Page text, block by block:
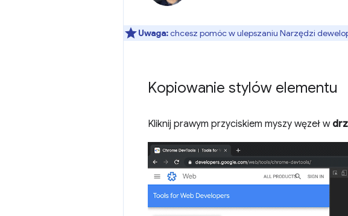
Uwaga:chcesz pomóc w ulepszaniu Narzędzi
Kopiowanie stylów elementu
Kliknij prawym przyciskiem myszy węzeł w